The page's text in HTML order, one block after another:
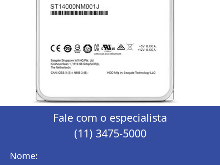
Fale com o especialista
(11) 3475-5000
Nome: